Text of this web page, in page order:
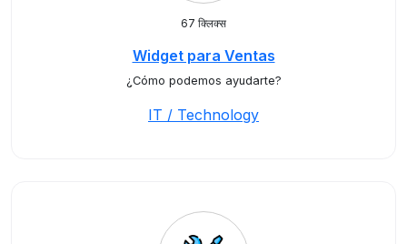
67 क्लिक्स
Widget para Ventas
¿Cómo podemos ayudarte?
IT / Technology